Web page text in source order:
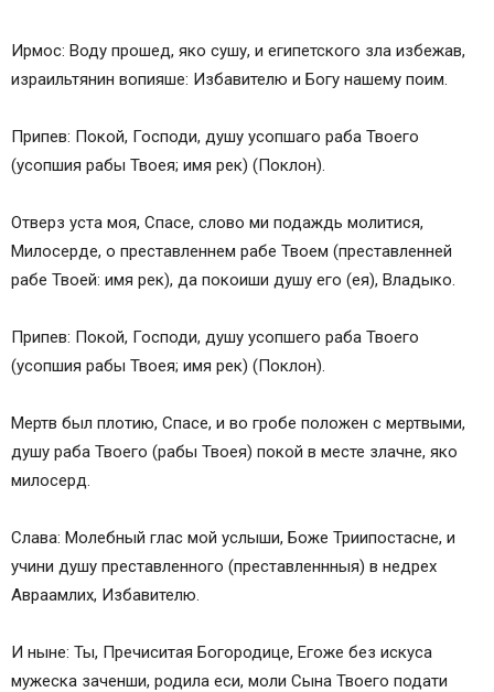
Ирмос: Воду прошед, яко сушу, и египетского зла избежав,
израильтянин вопияше: Избавителю и Богу нашему поим.
Припев: Покой, Господи, душу усопшаго раба Твоего
(усопшия рабы Твоея; имя рек) (Поклон).
Отверз уста моя, Спасе, слово ми подаждь молитися,
Милосерде, о преставленнем рабе Твоем (преставленней
рабе Твоей: имя рек), да покоиши душу его (ея), Владыко.
Припев: Покой, Господи, душу усопшего раба Твоего
(усопшия рабы Твоея; имя рек) (Поклон).
Мертв был плотию, Спасе, и во гробе положен с мертвыми,
душу раба Твоего (рабы Твоея) покой в месте злачне, яко
милосерд.
Слава: Молебный глас мой услыши, Боже Триипостасне, и
учини душу преставленного (преставленнныя) в недрех
Авраамлих, Избавителю.
И ныне: Ты, Пречиситая Богородице, Егоже без искуса
мужеска заченши, родила еси, моли Сына Твоего подати